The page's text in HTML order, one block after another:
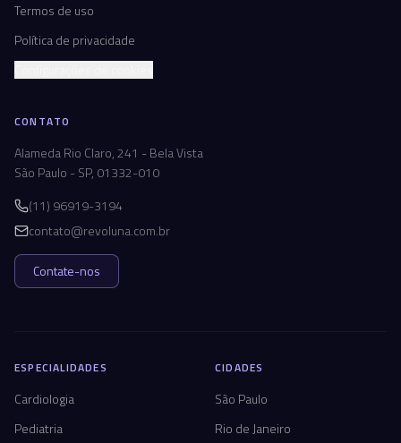
Termos de uso
Política de privacidade
CONTATO
Alameda Rio Claro, 241 - Bela Vista
São Paulo - SP, 01332-010
(11) 96919-3194
contato@revoluna.com.br
Contate-nos
ESPECIALIDADES
Cardiologia
Pediatria
CIDADES
São Paulo
Rio de Janeiro